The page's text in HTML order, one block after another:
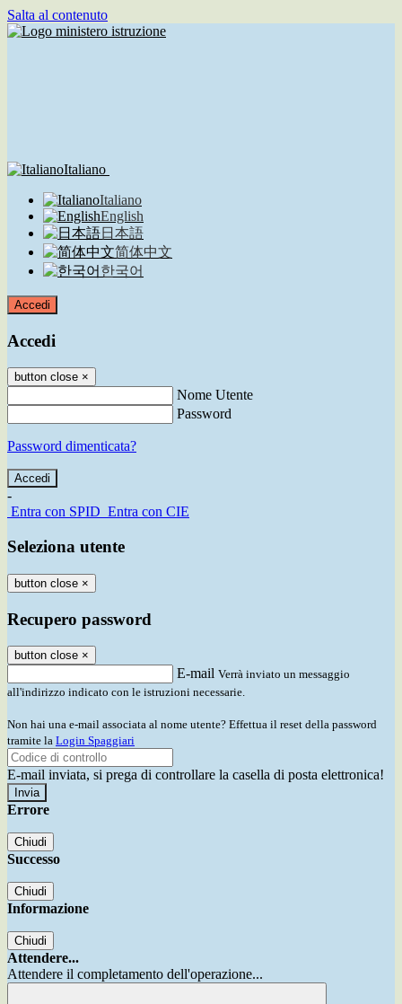
Salta al contenuto
Italiano
Italiano
English
日本語
简体中文
한국어
Accedi
Accedi
button close ×
Nome Utente
Password
Password dimenticata?
-
Entra con SPID Entra con CIE
Seleziona utente
button close ×
Recupero password
button close ×
E-mail Verrà inviato un messaggio
all'indirizzo indicato con le istruzioni necessarie.
Non hai una e-mail associata al nome utente? Effettua il reset della password
tramite la Login Spaggiari
E-mail inviata, si prega di controllare la casella di posta elettronica!
Errore
Chiudi
Successo
Chiudi
Informazione
Chiudi
Attendere...
Attendere il completamento dell'operazione...